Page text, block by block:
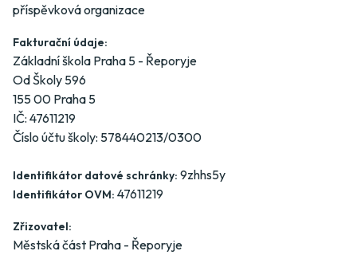
příspěvková organizace
Fakturační údaje:
Základní škola Praha 5 - Řeporyje
Od Školy 596
155 00 Praha 5
IČ: 47611219
Číslo účtu školy: 578440213/0300
Identifikátor datové schránky: 9zhhs5y
Identifikátor OVM: 47611219
Zřizovatel:
Městská část Praha - Řeporyje